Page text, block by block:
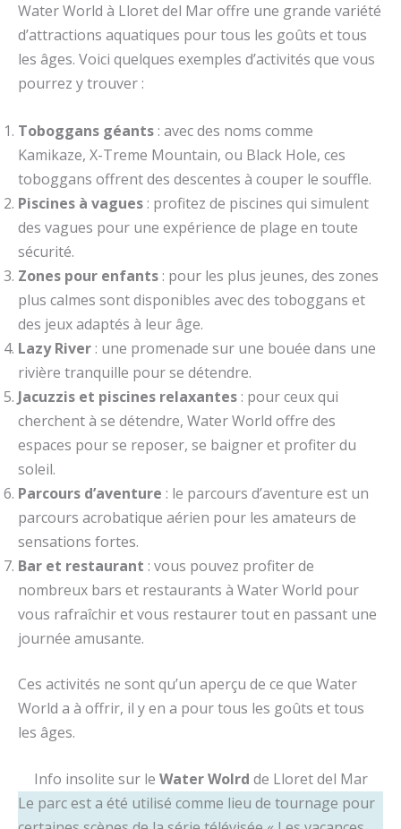
Water World à Lloret del Mar offre une grande variété
d’attractions aquatiques pour tous les goûts et tous
les âges. Voici quelques exemples d’activités que vous
pourrez y trouver :
Toboggans géants : avec des noms comme
Kamikaze, X-Treme Mountain, ou Black Hole, ces
toboggans offrent des descentes à couper le souffle.
Piscines à vagues : profitez de piscines qui simulent
des vagues pour une expérience de plage en toute
sécurité.
Zones pour enfants : pour les plus jeunes, des zones
plus calmes sont disponibles avec des toboggans et
des jeux adaptés à leur âge.
Lazy River : une promenade sur une bouée dans une
rivière tranquille pour se détendre.
Jacuzzis et piscines relaxantes : pour ceux qui
cherchent à se détendre, Water World offre des
espaces pour se reposer, se baigner et profiter du
soleil.
Parcours d’aventure : le parcours d’aventure est un
parcours acrobatique aérien pour les amateurs de
sensations fortes.
Bar et restaurant : vous pouvez profiter de
nombreux bars et restaurants à Water World pour
vous rafraîchir et vous restaurer tout en passant une
journée amusante.
Ces activités ne sont qu’un aperçu de ce que Water
World a à offrir, il y en a pour tous les goûts et tous
les âges.
Info insolite sur le Water Wolrd de Lloret del Mar
Le parc est a été utilisé comme lieu de tournage pour